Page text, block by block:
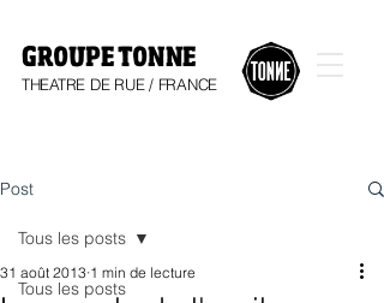
GROUPE TONNE
THEATRE DE RUE / FRANCE
Post
Tous les posts
Tous les posts
31 août 2013 1 min de lecture